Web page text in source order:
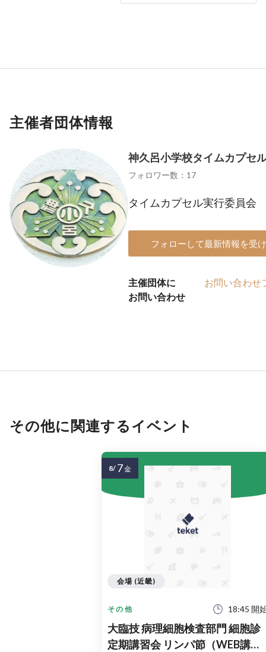
主催者団体情報
神久呂小学校タイムカプセ
フォロワー数：17
タイムカプセル実行委員会
フォローして最新情報を受
主催団体に
お問い合わせ
お問い合わせ
その他に関連するイベント
その他 18:45 開
大臨技 病理細胞検査部門 細胞診
定期講習会 リンパ節（WEB講習
会場 (近畿)
8/ 7金